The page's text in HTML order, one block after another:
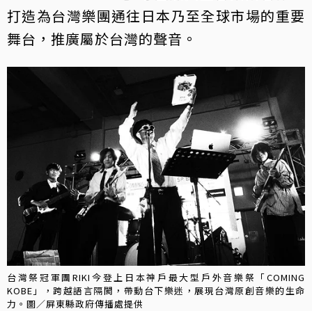
打造為台灣樂團通往日本乃至全球市場的重要
舞台，推廣屬於台灣的聲音。
台灣祭冠軍團RIKI今登上日本神戶最大型戶外音樂祭「COMING
KOBE」，跨越語言隔閡，帶動台下樂迷，展現台灣原創音樂的生命
力。圖／屏東縣政府傳播處提供